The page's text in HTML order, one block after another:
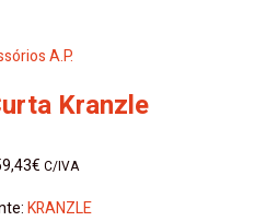
A.P.
Kranzle
€ C/IVA
KRANZLE